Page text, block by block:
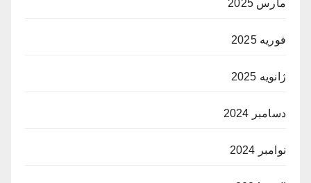
مارس 2025
فوریه 2025
ژانویه 2025
دسامبر 2024
نوامبر 2024